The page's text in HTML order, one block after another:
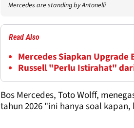
Mercedes are standing by Antonelli
Read Also
Mercedes Siapkan
Russell "Perlu Istirahat"
Bos Mercedes, Toto Wolff,
tahun 2026 "ini hanya soal